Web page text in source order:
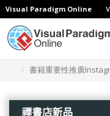
Visual Paradigm Online
書籍重要性推廣